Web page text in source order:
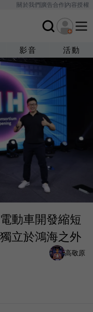
關於我們廣告合作內容授權
影音 活動
動車開發縮短
立於鴻海之外
高敬原